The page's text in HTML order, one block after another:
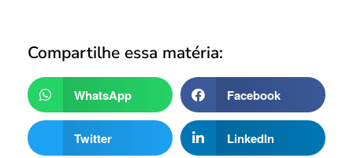
Compartilhe essa matéria:
WhatsApp Facebook
Twitter LinkedIn